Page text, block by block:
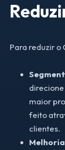
Para reduzir o
direcione
maior
feito
clientes.